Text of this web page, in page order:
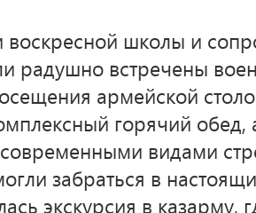
воскресной школы и
радушно встречены
армейской
горячий обед,
видами
забраться в
экскурсия в казарму,